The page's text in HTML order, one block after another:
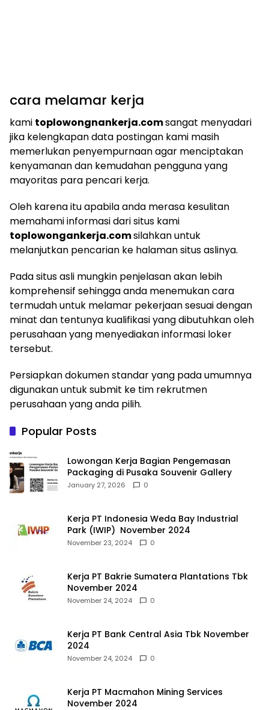
cara melamar kerja
kami toplowongnankerja.comsangat menyadari
jika kelengkapan data postingan kami masih
memerlukan penyempurnaan agar menciptakan
kenyamanan dan kemudahan pengguna yang
mayoritas para pencari kerja.
Oleh karena itu apabila anda merasa kesulitan
memahami informasi dari situs kami
toplowongankerja.comsilahkan untuk
melanjutkan pencarian ke halaman situs aslinya.
Pada situs asli mungkin penjelasan akan lebih
komprehensif sehingga anda menemukan cara
termudah untuk melamar pekerjaan sesuai dengan
minat dan tentunya kualifikasi yang dibutuhkan oleh
perusahaan yang menyediakan informasi loker
tersebut.
Persiapkan dokumen standar yang pada umumnya
digunakan untuk submit ke tim rekrutmen
perusahaan yang anda pilih.
Popular Posts
Lowongan Kerja Bagian Pengemasan
Packaging di Pusaka Souvenir Gallery
January 27, 2026 0
Kerja PT Indonesia Weda Bay Industrial
Park (IWIP) November 2024
November 23, 2024 0
Kerja PT Bakrie Sumatera Plantations Tbk
November 2024
November 24, 2024 0
Kerja PT Bank Central Asia Tbk November
2024
November 24, 2024 0
Kerja PT Macmahon Mining Services
November 2024